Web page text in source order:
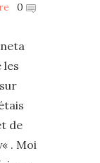
0
les
de
. Moi